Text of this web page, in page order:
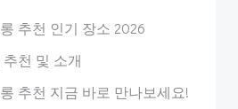
추천 인기 장소 2026
천 및 소개
추천 지금 바로 만나보세요!